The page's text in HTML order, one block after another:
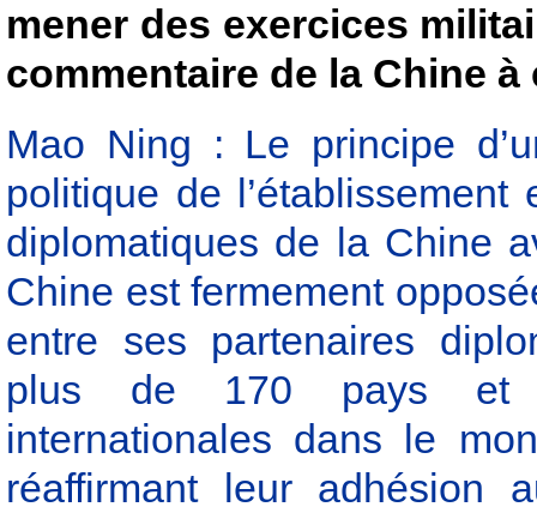
mener des exercices
commentaire de la Chine à
Mao Ning : Le principe
politique de
diplomatiques de la Chine
Chine est fermement
entre ses partenaires
plus de 170 pays et
internationales dans le
réaffirmant leur adhésion